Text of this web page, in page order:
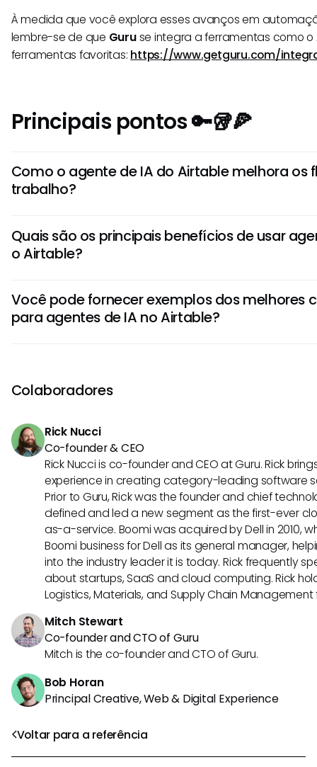
Voltar para a referência
À medida que você explora esses avanços em
lembre-se de que Guruse integra a ferramentas como o
ferramentas favoritas: https://www.getguru.com/
Principais pontos 🔑🥡🍕
Como o agente de IA do Airtable melhora os
trabalho?
agilizar processos e gerar insights dentro do Airtable. Ao
de IA, o agente pode fazer recomendações baseadas
Quais são os principais benefícios de usar
o Airtable?
produtividade, precisão nos dados, decisões mais
Ao automatizar tarefas repetitivas e fornecer insights
Você pode fornecer exemplos dos melhores
para agentes de IA no Airtable?
de tendências com base em dados históricos e
do usuário. Os agentes de IA também podem ajudar a
eficiente e eficaz.
Colaboradores
Rick Nucci
Co-founder & CEO
Rick Nucci is co-founder and CEO at Guru. Rick
experience in creating category-leading software
Prior to Guru, Rick was the founder and chief
defined and led a new segment as the first-ever
as-a-service. Boomi was acquired by Dell in 2010,
Boomi business for Dell as its general manager,
into the industry leader it is today. Rick frequently
about startups, SaaS and cloud computing. Rick
Logistics, Materials, and Supply Chain Management
Mitch Stewart
Co-founder and CTO of Guru
Mitch is the co-founder and CTO of Guru.
Bob Horan
Principal Creative, Web & Digital Experience